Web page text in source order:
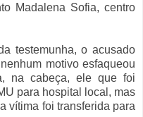
Madalena Sofia, centro
testemunha, o acusado
motivo esfaqueou
na cabeça, ele que foi
para hospital local, mas
vítima foi transferida para